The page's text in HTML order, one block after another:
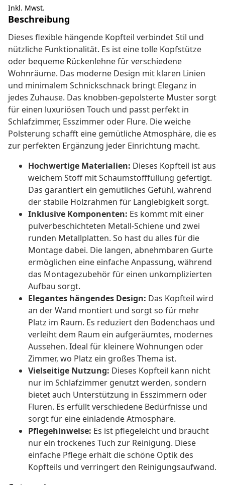
Inkl. Mwst.
Beschreibung
Dieses flexible hängende Kopfteil verbindet Stil und
nützliche Funktionalität. Es ist eine tolle Kopfstütze
oder bequeme Rückenlehne für verschiedene
Wohnräume. Das moderne Design mit klaren Linien
und minimalem Schnickschnack bringt Eleganz in
jedes Zuhause. Das knobben-gepolsterte Muster sorgt
für einen luxuriösen Touch und passt perfekt in
Schlafzimmer, Esszimmer oder Flure. Die weiche
Polsterung schafft eine gemütliche Atmosphäre, die es
zur perfekten Ergänzung jeder Einrichtung macht.
Hochwertige Materialien: Dieses Kopfteil ist aus
weichem Stoff mit Schaumstofffüllung gefertigt.
Das garantiert ein gemütliches Gefühl, während
der stabile Holzrahmen für Langlebigkeit sorgt.
Inklusive Komponenten: Es kommt mit einer
pulverbeschichteten Metall-Schiene und zwei
runden Metallplatten. So hast du alles für die
Montage dabei. Die langen, abnehmbaren Gurte
ermöglichen eine einfache Anpassung, während
das Montagezubehör für einen unkomplizierten
Aufbau sorgt.
Elegantes hängendes Design: Das Kopfteil wird
an der Wand montiert und sorgt so für mehr
Platz im Raum. Es reduziert den Bodenchaos und
verleiht dem Raum ein aufgeräumtes, modernes
Aussehen. Ideal für kleinere Wohnungen oder
Zimmer, wo Platz ein großes Thema ist.
Vielseitige Nutzung: Dieses Kopfteil kann nicht
nur im Schlafzimmer genutzt werden, sondern
bietet auch Unterstützung in Esszimmern oder
Fluren. Es erfüllt verschiedene Bedürfnisse und
sorgt für eine einladende Atmosphäre.
Pflegehinweise: Es ist pflegeleicht und braucht
nur ein trockenes Tuch zur Reinigung. Diese
einfache Pflege erhält die schöne Optik des
Kopfteils und verringert den Reinigungsaufwand.